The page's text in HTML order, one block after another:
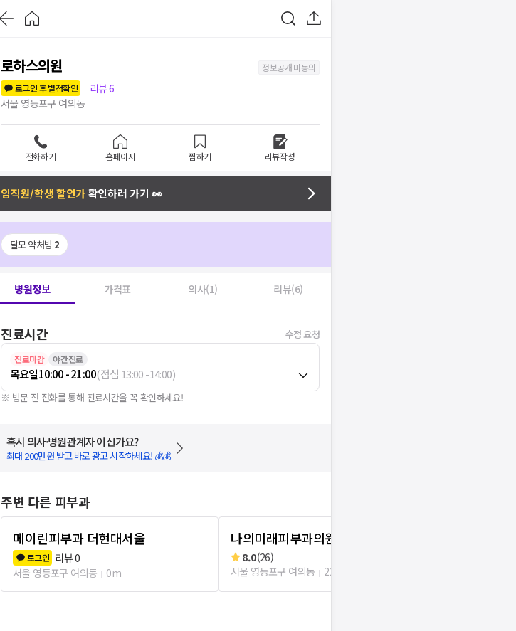
로하스의원
정보공개 미동의
로그인 후 별점확인
리뷰6
서울 영등포구 여의동
전화하기 홈페이지 찜하기 리뷰작성
임직원/학생 할인가확인하러 가기 👀
탈모 약처방2
병원정보 가격표 의사(1) 리뷰(6)
진료시간 수정 요청
진료마감 야간진료
목요일10:00 - 21:00(점심 13:00-14:00)
※ 방문 전 전화를 통해 진료시간을 꼭 확인하세요!
혹시 의사·병원관계자 이신가요?
최대 200만원 받고 바로 광고 시작하세요! 💰💰
주변 다른 피부과
메이린피부과 더현대서울
로그인 리뷰0
서울 영등포구 여의동
0m
나의미래피부과의원
8.0(26)
서울 영등포구 여의동
226m